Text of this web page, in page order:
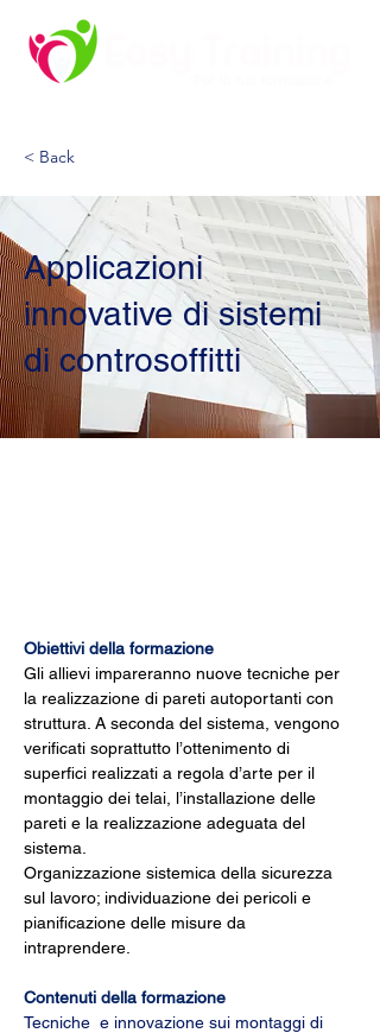
< Back
Applicazioni
innovative di sistemi
di controsoffitti
Obiettivi della formazione
Gli allievi impareranno nuove tecniche per
la realizzazione di pareti autoportanti con
struttura. A seconda del sistema, vengono
verificati soprattutto l’ottenimento di
superfici realizzati a regola d’arte per il
montaggio dei telai, l’installazione delle
pareti e la realizzazione adeguata del
sistema.
Organizzazione sistemica della sicurezza
sul lavoro; individuazione dei pericoli e
pianificazione delle misure da
intraprendere.
Contenuti della formazione
Tecniche  e innovazione sui montaggi di